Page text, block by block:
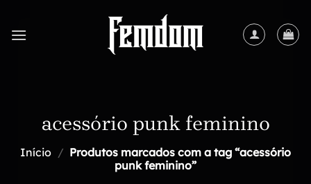
content
acessório punk feminino
Início / Produtos marcados com a tag “acessório
punk feminino”